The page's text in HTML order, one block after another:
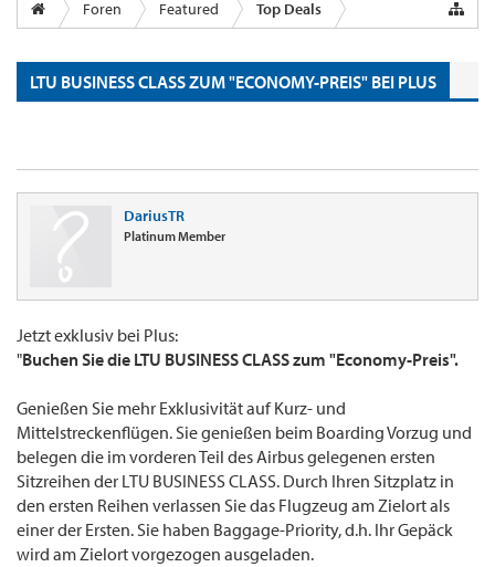
Foren Featured Top Deals
LTU BUSINESS CLASS ZUM "ECONOMY-PREIS" BEI PLUS
DariusTR
Platinum Member
Jetzt exklusiv bei Plus:
"Buchen Sie die LTU BUSINESS CLASS zum "Economy-Preis".
Genießen Sie mehr Exklusivität auf Kurz- und
Mittelstreckenflügen. Sie genießen beim Boarding Vorzug und
belegen die im vorderen Teil des Airbus gelegenen ersten
Sitzreihen der LTU BUSINESS CLASS. Durch Ihren Sitzplatz in
den ersten Reihen verlassen Sie das Flugzeug am Zielort als
einer der Ersten. Sie haben Baggage-Priority, d.h. Ihr Gepäck
wird am Zielort vorgezogen ausgeladen.